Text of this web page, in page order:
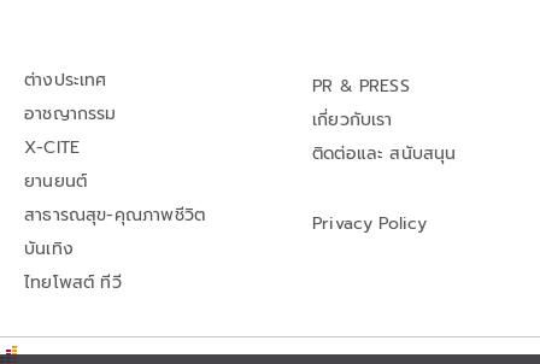
ต่างประเทศ
อาชญากรรม
X-CITE
ยานยนต์
สาธารณสุข-คุณภาพชีวิต
บันเทิง
ไทยโพสต์ ทีวี
PR & PRESS
เกี่ยวกับเรา
ติดต่อและ สนับสนุน
Privacy Policy